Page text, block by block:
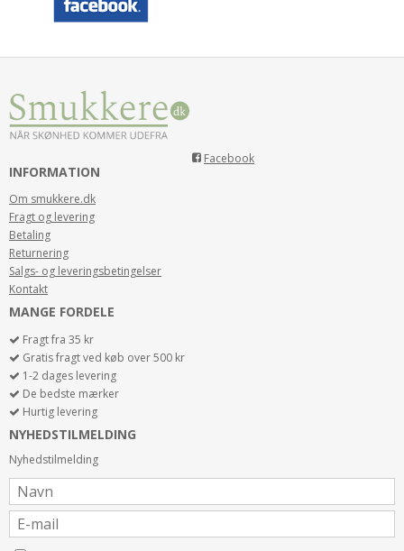
Facebook
INFORMATION
Om smukkere.dk
Fragt og levering
Betaling
Returnering
Salgs- og leveringsbetingelser
Kontakt
MANGE FORDELE
Fragt fra 35 kr
Gratis fragt ved køb over 500 kr
1-2 dages levering
De bedste mærker
Hurtig levering
NYHEDSTILMELDING
Nyhedstilmelding